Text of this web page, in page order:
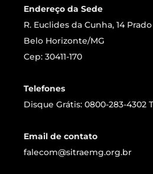
Endereço da Sede
R. Euclides da Cunha, 14 Prado
Belo Horizonte/MG
Cep: 30411-170
Telefones
Disque Grátis: 0800-283-4302
Email de contato
falecom@sitraemg.org.br